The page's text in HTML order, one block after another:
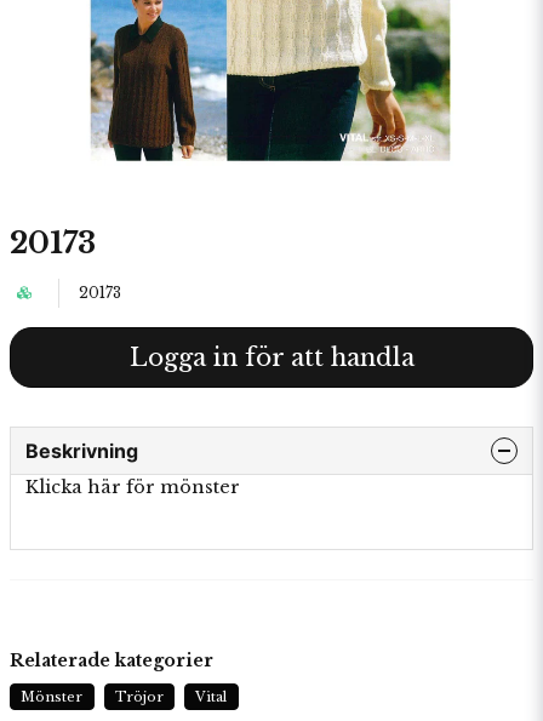
20173
20173
Logga in för att handla
Beskrivning
Klicka här för mönster
Relaterade kategorier
Mönster Tröjor Vital